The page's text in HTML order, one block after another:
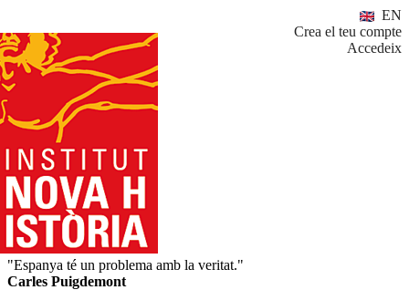
EN
Crea el teu compte
Accedeix
"Espanya té un problema amb la veritat."
Carles Puigdemont